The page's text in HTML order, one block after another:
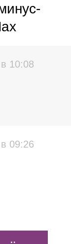
в 10:08
в 09:26